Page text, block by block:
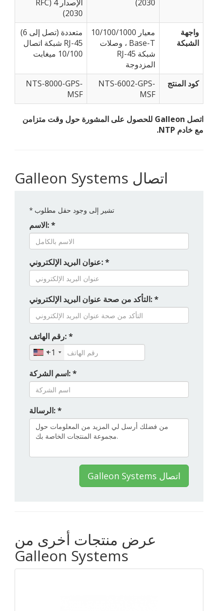
2030)
الإصدار 4 (RFC
2030)
واجهة
الشبكة
معيار 10/100/1000
Base-T ، وصلات
شبكة RJ-45
المزدوجة
متعددة (تصل إلى 6)
RJ-45 شبكة اتصال
10/100 ميغابت
كود المنتج
NTS-6002-GPS-
MSF
NTS-8000-GPS-
MSF
اتصل Galleon للحصول على المشورة حول وقت متزامن
مع خادم NTP.
Galleon Systems اتصال
* تشير إلى وجود حقل مطلوب
الاسم: *
عنوان البريد الإلكتروني: *
التأكد من صحة عنوان البريد الإلكتروني: *
رقم الهاتف: *
+1
اسم الشركة: *
الرسالة: *
Galleon Systems اتصال
عرض منتجات أخرى من
Galleon Systems